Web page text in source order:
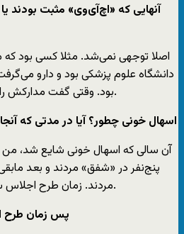
‌آنهایی که «اچ‌آی‌وی» مثبت بودند
اصلا توجهی نمی‌شد. مثلا کسی بود
دانشگاه علوم پزشکی بود و دارو
بود. وقتی گفت مدارکش را پاره کردند. اهمیتی نمی‌دادند.
‌اسهال خونی چطور؟ آیا در مدتی که
پنج‌نفر در «شفق» مردند و بعد مابقی
مردند. زمان طرح اجلاس سران بود که همه را می‌گرفتند.
‌پس زمان